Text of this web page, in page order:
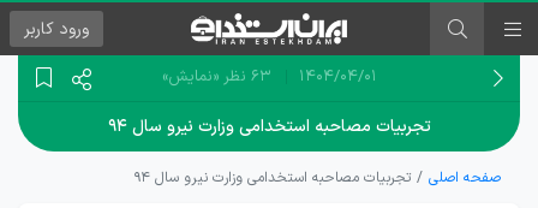
ورود کاربر
۱۴۰۴/۰۴/۰۱ 63 نظر «نمایش»
تجربیات مصاحبه استخدامی وزارت نیرو سال ۹۴
صفحه اصلی تجربیات مصاحبه استخدامی وزارت نیرو سال ۹۴